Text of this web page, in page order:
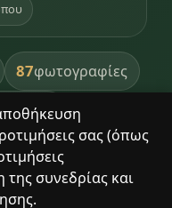
σας (όπως
της συνεδρίας και
87φωτογραφίες